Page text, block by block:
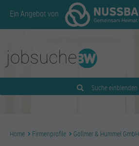
Ein Angebot von
Suche einblenden
Home Firmenprofile Gollmer & Hummel GmbH